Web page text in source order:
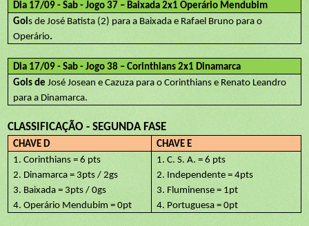
Dia 17/09 - Sab - Jogo 37 – Baixada 2x1 Operário Mendubim
Gols de José Batista (2) para a Baixada e Rafael Bruno para o
Operário.
Dia 17/09 - Sab - Jogo 38 – Corinthians 2x1 Dinamarca
Gols deJosé Josean e Cazuza para o Corinthians e Renato Leandro
para a Dinamarca.
CLASSIFICAÇÃO - SEGUNDA FASE
CHAVE D
CHAVE E
1. Corinthians = 6 pts
2. Dinamarca = 3pts / 2gs
3. Baixada = 3pts / 0gs
4. Operário Mendubim = 0pt
1. C. S. A. = 6 pts
2. Independente = 4pts
3. Fluminense = 1pt
4. Portuguesa = 0pt